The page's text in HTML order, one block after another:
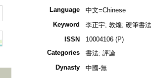
Language
中文=Chinese
Keyword
李正宇; 敦煌; 硬筆書
ISSN
10004106 (P)
Categories
書法; 評論
Dynasty
中國-無